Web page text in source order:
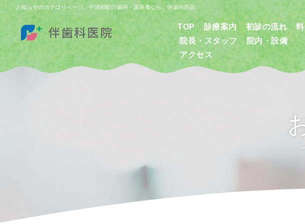
お知らせのカテゴリページ。中浦和駅の歯科・歯医者なら、伴歯科医院
TOP 診療案内 初診の流れ
院長・スタッフ
院内・設備
アクセス